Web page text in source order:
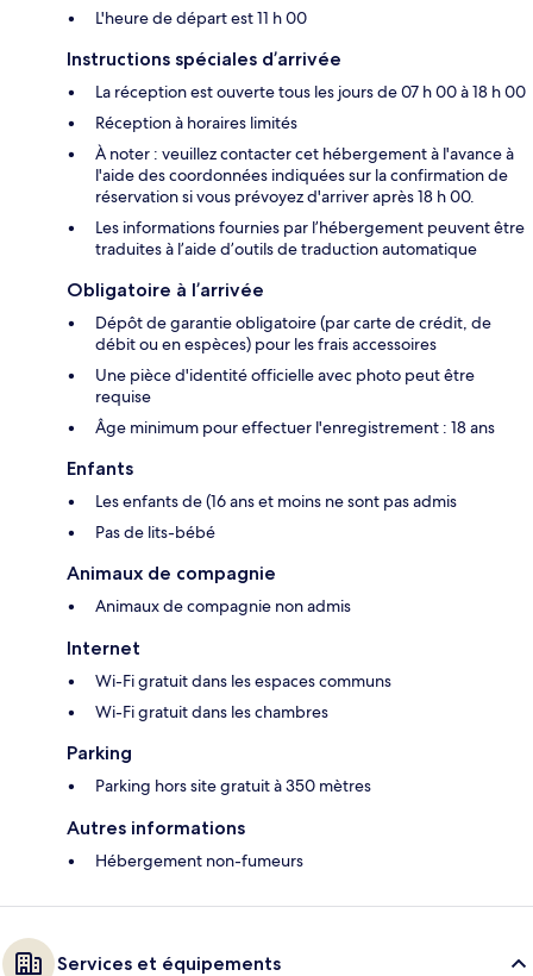
L'heure de départ est 11 h 00
Instructions spéciales d’arrivée
La réception est ouverte tous les jours de 07 h 00 à 18 h 00
Réception à horaires limités
À noter : veuillez contacter cet hébergement à l'avance à
l'aide des coordonnées indiquées sur la confirmation de
réservation si vous prévoyez d'arriver après 18 h 00.
Les informations fournies par l’hébergement peuvent être
traduites à l’aide d’outils de traduction automatique
Obligatoire à l’arrivée
Dépôt de garantie obligatoire (par carte de crédit, de
débit ou en espèces) pour les frais accessoires
Une pièce d'identité officielle avec photo peut être
requise
Âge minimum pour effectuer l'enregistrement : 18 ans
Enfants
Les enfants de (16 ans et moins ne sont pas admis
Pas de lits-bébé
Animaux de compagnie
Animaux de compagnie non admis
Internet
Wi-Fi gratuit dans les espaces communs
Wi-Fi gratuit dans les chambres
Parking
Parking hors site gratuit à 350 mètres
Autres informations
Hébergement non-fumeurs
Services et équipements